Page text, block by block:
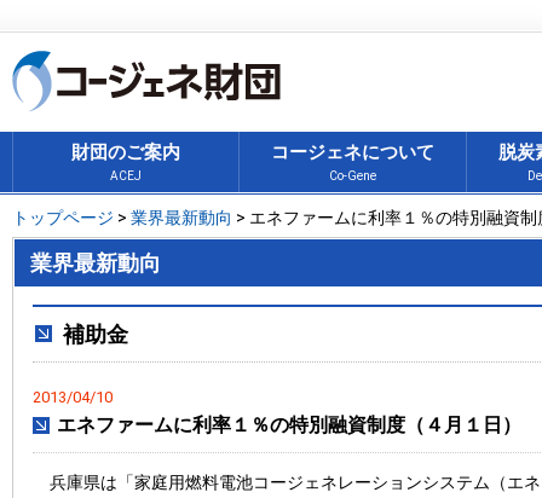
財団のご案内
ACEJ
コージェネについて
Co-Gene
脱炭
トップページ > 業界最新動向 > エネファームに利率１％の特別融資
業界最新動向
補助金
2013/04/10
エネファームに利率１％の特別融資制度（４月１日）
兵庫県は「家庭用燃料電池コージェネレーションシステム（エ